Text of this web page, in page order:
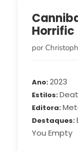
Horrific
por
Ano 2023
Estilos
Editora
Destaques
You Empty